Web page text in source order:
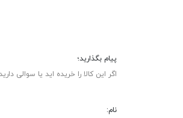
پیام بگذارید؛
اگر این کالا را خریده اید یا سوالی
نام: